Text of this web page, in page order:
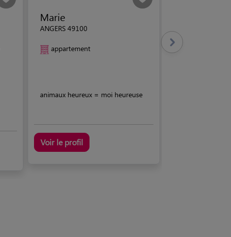
Marie
ANGERS 49100
appartement
animaux heureux = moi heureuse
Voir le profil